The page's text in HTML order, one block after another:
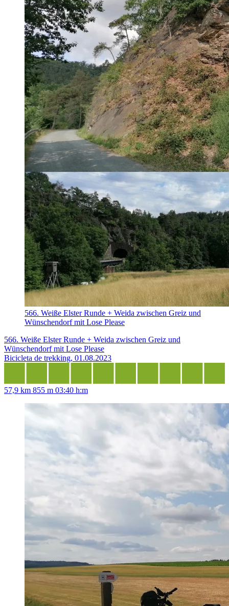
566. Weiße Elster Runde + Weida zwischen Greiz und
Wünschendorf mit Lose Please
566. Weiße Elster Runde + Weida zwischen Greiz und
Wünschendorf mit Lose Please
Bicicleta de trekking, 01.08.2023
57,9 km 855 m 03:40 h:m